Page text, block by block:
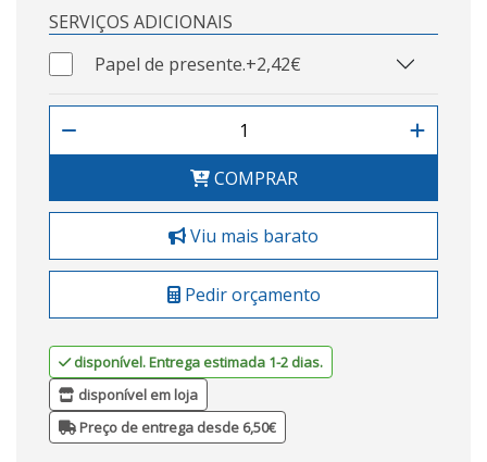
SERVIÇOS ADICIONAIS
Papel de presente.+2,42€
COMPRAR
Viu mais barato
Pedir orçamento
disponível. Entrega estimada 1-2 dias.
disponível em loja
Preço de entrega desde 6,50€